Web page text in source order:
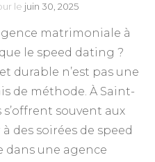
le juin 30, 2025
matrimoniale à
le speed dating ?
durable n’est pas une
de méthode. À Saint-
souvent aux
des soirées de speed
dans une agence